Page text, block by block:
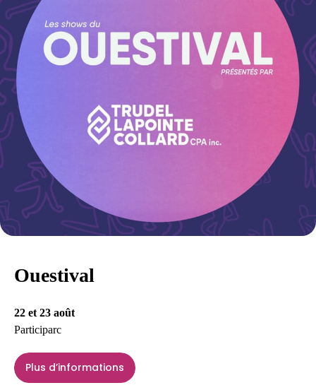
Ouestival
22 et 23 août
Participarc
Plus d’informations